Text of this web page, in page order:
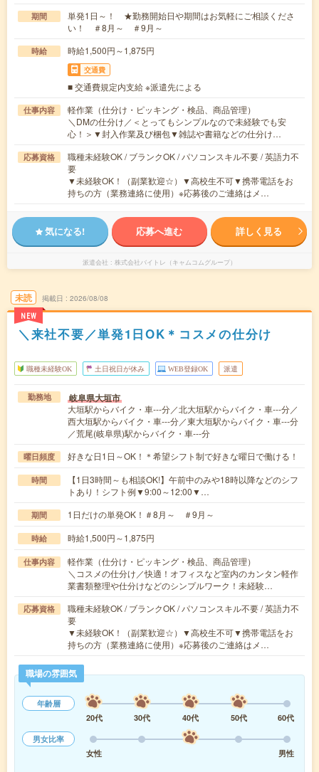
期間
単発1日～！ ★勤務開始日や期間はお気軽にご相談くださ
い！ ＃8月～ ＃9月～
時給 時給1,500円～1,875円
交通費
■ 交通費規定内支給 ※派遣先による
仕事内容
軽作業（仕分け・ピッキング・検品、商品管理）
＼DMの仕分け／＜とってもシンプルなので未経験でも安
心！＞▼封入作業及び梱包▼雑誌や書籍などの仕分け…
応募資格
職種未経験OK / ブランクOK / パソコンスキル不要 / 英語力不
要
▼未経験OK！（副業歓迎☆）▼高校生不可▼携帯電話をお
持ちの方（業務連絡に使用）※応募後のご連絡はメ…
気になる! 応募へ進む 詳しく見る
派遣会社 株式会社バイトレ（キャムコムグループ）
未読
NEW
掲載日 2026/08/08
＼来社不要／単発1日OK＊コスメの仕分け
職種未経験OK 土日祝日が休み WEB登録OK 派遣
勤務地 岐阜県大垣市
大垣駅からバイク・車---分／北大垣駅からバイク・車---分／
西大垣駅からバイク・車---分／東大垣駅からバイク・車---分
／荒尾(岐阜県)駅からバイク・車---分
曜日頻度 好きな日1日～OK！＊希望シフト制で好きな曜日で働ける！
時間
【1日3時間～も相談OK!】午前中のみや18時以降などのシフ
トあり！シフト例▼9:00～12:00▼…
期間 1日だけの単発OK！＃8月～ ＃9月～
時給 時給1,500円～1,875円
仕事内容
軽作業（仕分け・ピッキング・検品、商品管理）
＼コスメの仕分け／快適！オフィスなど室内のカンタン軽作
業書類整理や仕分けなどのシンプルワーク！未経験…
応募資格
職種未経験OK / ブランクOK / パソコンスキル不要 / 英語力不
要
▼未経験OK！（副業歓迎☆）▼高校生不可▼携帯電話をお
持ちの方（業務連絡に使用）※応募後のご連絡はメ…
職場の雰囲気
年齢層
20代
30代 40代 50代
60代
男女比率
女性
男性